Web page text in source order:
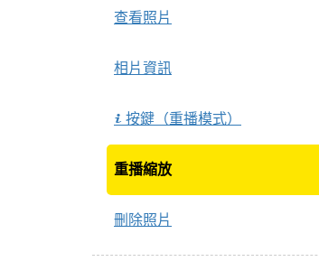
查看照片
相片資訊
i 按鍵（重播模式）
重播縮放
刪除照片